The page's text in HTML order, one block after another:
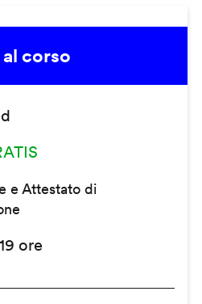
al corso
e Attestato di
ore